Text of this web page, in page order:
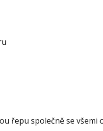
řepu společně se